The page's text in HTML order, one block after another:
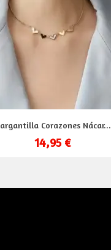
Corazones Nácar...
14,95 €